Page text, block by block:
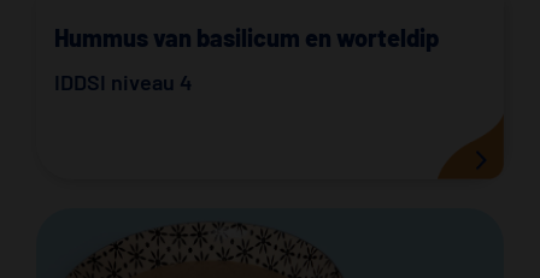
Hummus van basilicum en worteldip
IDDSI niveau 4